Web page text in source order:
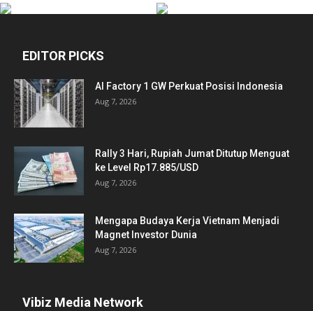
EDITOR PICKS
AI Factory 1 GW Perkuat Posisi Indonesia
Aug 7, 2026
Rally 3 Hari, Rupiah Jumat Ditutup Menguat
ke Level Rp17.885/USD
Aug 7, 2026
Mengapa Budaya Kerja Vietnam Menjadi
Magnet Investor Dunia
Aug 7, 2026
Vibiz Media Network